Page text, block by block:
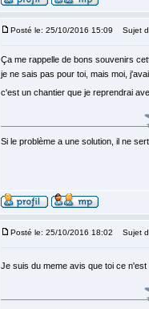
Posté le: 25/10/2016 15:09 Sujet
Ça me rappelle de bons souvenirs
je ne sais pas pour toi, mais moi,
c'est un chantier que je reprendrai
Si le problème a une solution, il ne
Posté le: 25/10/2016 18:02 Sujet
Je suis du meme avis que toi ce